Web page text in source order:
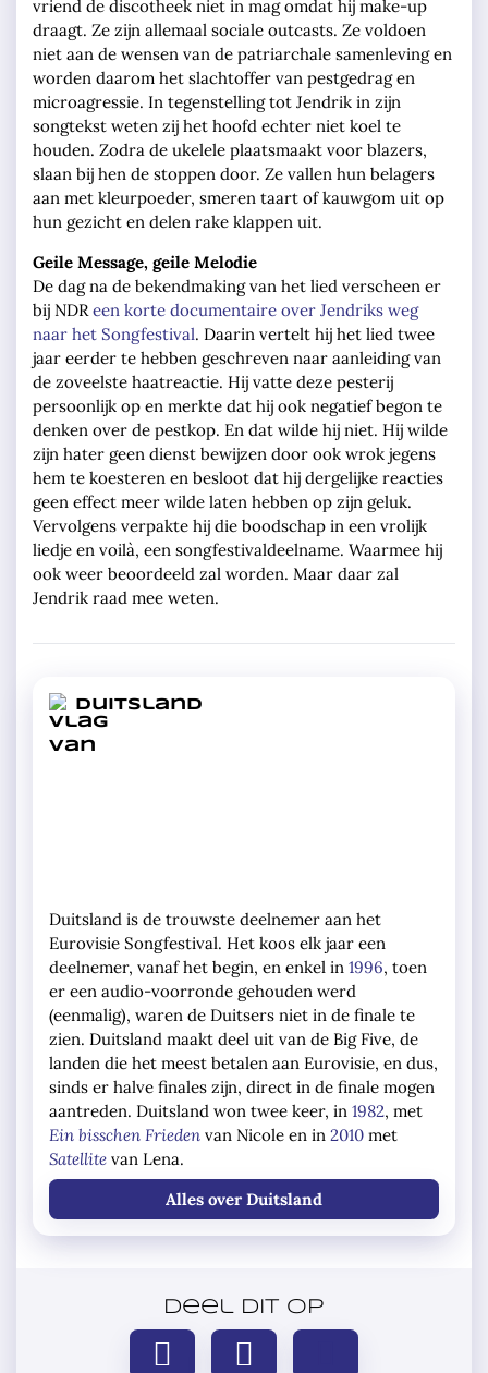
vriend de discotheek niet in mag omdat hij make-up
draagt. Ze zijn allemaal sociale outcasts. Ze voldoen
niet aan de wensen van de patriarchale samenleving en
worden daarom het slachtoffer van pestgedrag en
microagressie. In tegenstelling tot Jendrik in zijn
songtekst weten zij het hoofd echter niet koel te
houden. Zodra de ukelele plaatsmaakt voor blazers,
slaan bij hen de stoppen door. Ze vallen hun belagers
aan met kleurpoeder, smeren taart of kauwgom uit op
hun gezicht en delen rake klappen uit.
Geile Message, geile Melodie
De dag na de bekendmaking van het lied verscheen er
bij NDR een korte documentaire over Jendriks weg
naar het Songfestival. Daarin vertelt hij het lied twee
jaar eerder te hebben geschreven naar aanleiding van
de zoveelste haatreactie. Hij vatte deze pesterij
persoonlijk op en merkte dat hij ook negatief begon te
denken over de pestkop. En dat wilde hij niet. Hij wilde
zijn hater geen dienst bewijzen door ook wrok jegens
hem te koesteren en besloot dat hij dergelijke reacties
geen effect meer wilde laten hebben op zijn geluk.
Vervolgens verpakte hij die boodschap in een vrolijk
liedje en voilà, een songfestivaldeelname. Waarmee hij
ook weer beoordeeld zal worden. Maar daar zal
Jendrik raad mee weten.
Duitsland
Duitsland is de trouwste deelnemer aan het
Eurovisie Songfestival. Het koos elk jaar een
deelnemer, vanaf het begin, en enkel in 1996, toen
er een audio-voorronde gehouden werd
(eenmalig), waren de Duitsers niet in de finale te
zien. Duitsland maakt deel uit van de Big Five, de
landen die het meest betalen aan Eurovisie, en dus,
sinds er halve finales zijn, direct in de finale mogen
aantreden. Duitsland won twee keer, in 1982, met
Ein bisschen Frieden van Nicole en in 2010 met
Satellite van Lena.
Alles over Duitsland
Deel dit op